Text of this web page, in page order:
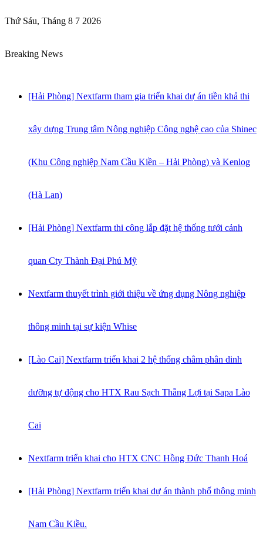
Thứ Sáu, Tháng 8 7 2026
Breaking News
[Hải Phòng] Nextfarm tham gia triển khai dự án tiền khả thi
xây dựng Trung tâm Nông nghiệp Công nghệ cao của Shinec
(Khu Công nghiệp Nam Cầu Kiền – Hải Phòng) và Kenlog
(Hà Lan)
[Hải Phòng] Nextfarm thi công lắp đặt hệ thống tưới cảnh
quan Cty Thành Đại Phú Mỹ
Nextfarm thuyết trình giới thiệu về ứng dụng Nông nghiệp
thông minh tại sự kiện Whise
[Lào Cai] Nextfarm triển khai 2 hệ thống châm phân dinh
dưỡng tự động cho HTX Rau Sạch Thắng Lợi tại Sapa Lào
Cai
Nextfarm triển khai cho HTX CNC Hồng Đức Thanh Hoá
[Hải Phòng] Nextfarm triển khai dự án thành phố thông minh
Nam Cầu Kiều.